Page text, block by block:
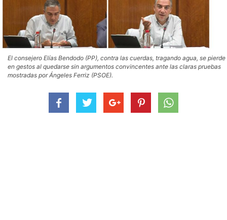
El consejero Elías Bendodo (PP), contra las cuerdas, tragando agua, se pierde
en gestos al quedarse sin argumentos convincentes ante las claras pruebas
mostradas por Ángeles Ferriz (PSOE).